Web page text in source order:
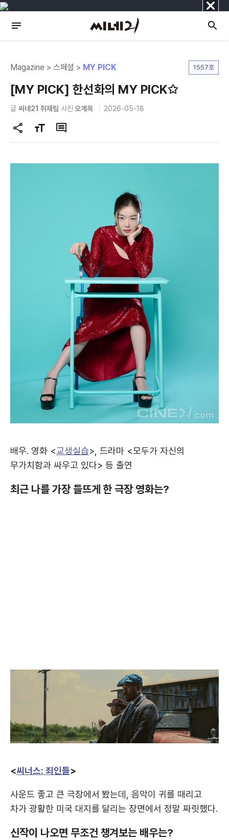
닫
기
Magazine > 스페셜 > MY PICK 1557호
[MY PICK] 한선화의 MY PICK✩
글 씨네21 취재팀 사진 오계옥 2026-05-18
공
유
기
글
자
기
댓
글
배우. 영화 <교생실습>, 드라마 <모두가 자신의
무가치함과 싸우고 있다> 등 출연
최근 나를 가장 들뜨게 한 극장 영화는?
<씨너스: 죄인들>
사운드 좋고 큰 극장에서 봤는데, 음악이 귀를 때리고
차가 광활한 미국 대지를 달리는 장면에서 정말 짜릿했다.
신작이 나오면 무조건 챙겨보는 배우는?